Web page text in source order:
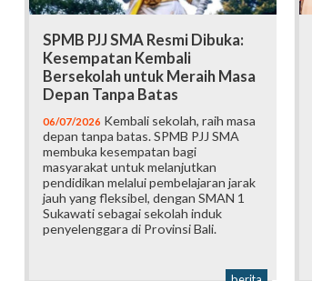
SPMB PJJ SMA Resmi Dibuka:
Kesempatan Kembali
Bersekolah untuk Meraih Masa
Depan Tanpa Batas
06/07/2026 Kembali sekolah, raih masa
depan tanpa batas. SPMB PJJ SMA
membuka kesempatan bagi
masyarakat untuk melanjutkan
pendidikan melalui pembelajaran jarak
jauh yang fleksibel, dengan SMAN 1
Sukawati sebagai sekolah induk
penyelenggara di Provinsi Bali.